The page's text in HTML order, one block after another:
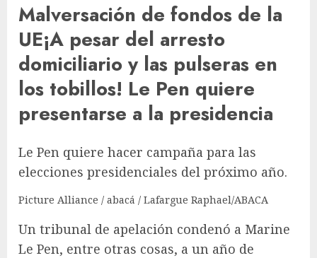
Malversación de fondos de la
UE¡A pesar del arresto
domiciliario y las pulseras en
los tobillos! Le Pen quiere
presentarse a la presidencia
Le Pen quiere hacer campaña para las
elecciones presidenciales del próximo año.
Picture Alliance / abacá / Lafargue Raphael/ABACA
Un tribunal de apelación condenó a Marine
Le Pen, entre otras cosas, a un año de